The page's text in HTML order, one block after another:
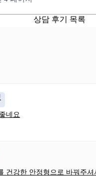
상담 후기 목록
네요
건강한 안정형으로 바꿔주